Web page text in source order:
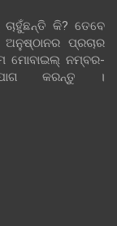
କି? ତେବେ
ପ୍ରଚାର
ମୋବାଇଲ୍ ନମ୍ବର-
କରନ୍ତୁ ।